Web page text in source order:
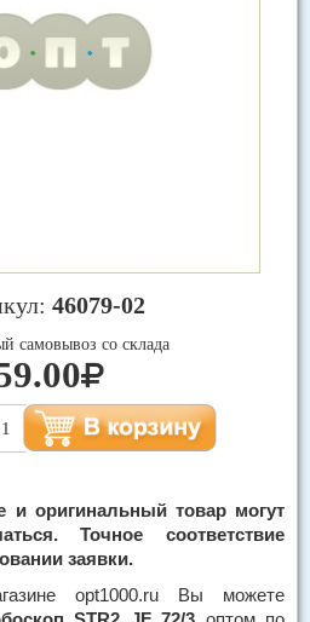
46079-02
самовывоз со склада
и оригинальный товар могут
Точное соответствие
заявки.
opt1000.ru Вы можете